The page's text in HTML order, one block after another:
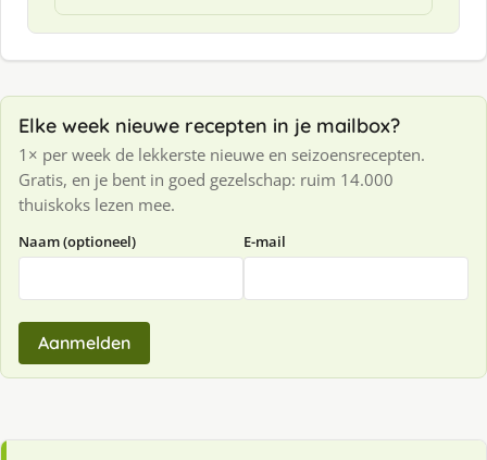
Elke week nieuwe recepten in je mailbox?
1× per week de lekkerste nieuwe en seizoensrecepten.
Gratis, en je bent in goed gezelschap: ruim 14.000
thuiskoks lezen mee.
Naam (optioneel) E-mail
Aanmelden